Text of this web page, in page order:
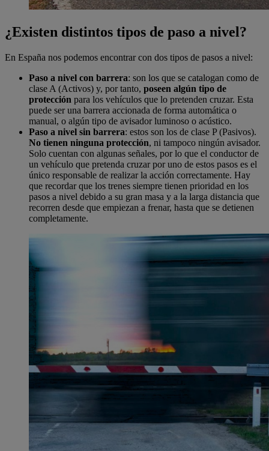
¿Existen distintos tipos de paso a nivel?
En España nos podemos encontrar con dos tipos de pasos a nivel:
Paso a nivel con barrera: son los que se catalogan como de
clase A (Activos) y, por tanto, poseen algún tipo de
protección para los vehículos que lo pretenden cruzar. Esta
puede ser una barrera accionada de forma automática o
manual, o algún tipo de avisador luminoso o acústico.
Paso a nivel sin barrera: estos son los de clase P (Pasivos).
No tienen ninguna protección, ni tampoco ningún avisador.
Solo cuentan con algunas señales, por lo que el conductor de
un vehículo que pretenda cruzar por uno de estos pasos es el
único responsable de realizar la acción correctamente. Hay
que recordar que los trenes siempre tienen prioridad en los
pasos a nivel debido a su gran masa y a la larga distancia que
recorren desde que empiezan a frenar, hasta que se detienen
completamente.